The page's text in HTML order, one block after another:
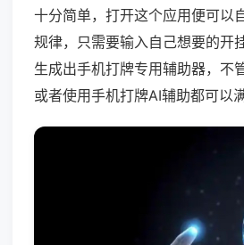
十分简单，打开这个应用便可以
规律，只需要输入自己想要的开
生成出手机打牌专用辅助器，不
或者使用手机打牌AI辅助都可以